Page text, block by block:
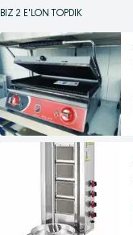
BIZ 2 E'LON TOPDIK